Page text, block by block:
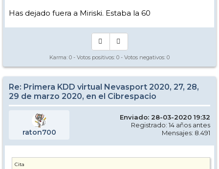
15 y 16.- Pepe Nevasport y Cristina
17.- Pierre Nodoyuna
26.- Tombaway
28.- Lourdes (LDM2002)
29 - zanna bianca
30 - diskal
31 - sanski
32 - gorosabel
33.- Helaito
34.- Pingüina
35- MSE (Mi Santa Esposa, osease, la del ratón)
36-37-38-39 - Dando + sister, padre y madre
40- Miko
44- Imanol
45. Vagor
Has dejado fuera a Miriski. Estaba la 60
Karma: 0 - Votos positivos: 0 - Votos negativos: 0
Re: Primera KDD virtual Nevasport 2020, 27, 28,
29 de marzo 2020, en el Cibrespacio
raton700
Enviado: 28-03-2020 19:32
Registrado: 14 años antes
Mensajes: 8.491
Cita